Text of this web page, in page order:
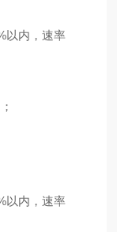
内，速率
内，速率